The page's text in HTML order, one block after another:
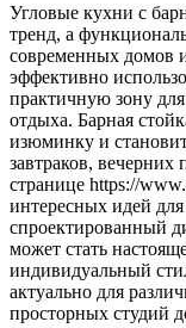
Угловые кухни с
тренд, а
современных домов
эффективно
практичную зону
отдыха. Барная
изюминку и
завтраков,
странице https://
интересных идей
спроектированный
может стать
индивидуальный
актуально для
просторных студий